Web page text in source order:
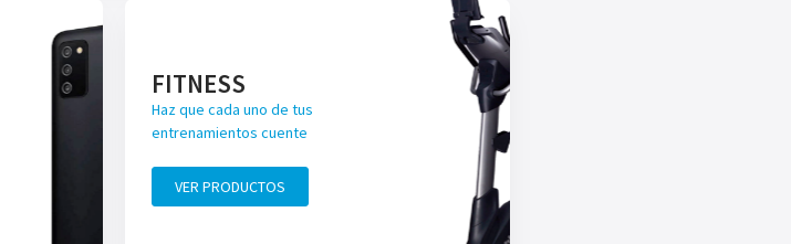
FITNESS
Haz que cada uno de tus
entrenamientos cuente
VER PRODUCTOS